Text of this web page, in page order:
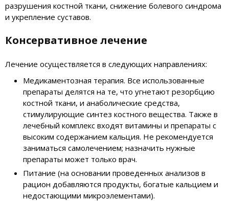
разрушения костной ткани, снижение болевого синдрома
и укрепление суставов.
Консервативное лечение
Лечение осуществляется в следующих направлениях:
Медикаментозная терапия. Все использованные
препараты делятся на те, что угнетают резорбцию
костной ткани, и анаболические средства,
стимулирующие синтез костного вещества. Также в
лечебный комплекс входят витамины и препараты с
высоким содержанием кальция. Не рекомендуется
заниматься самолечением; назначить нужные
препараты может только врач.
Питание (на основании проведенных анализов в
рацион добавляются продукты, богатые кальцием и
недостающими микроэлементами).